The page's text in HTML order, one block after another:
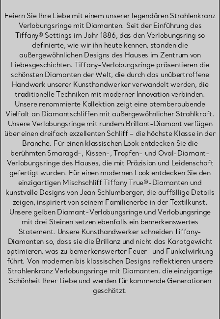
Feiern Sie Ihre Liebe mit einem unserer legendären Strahlenkranz
Verlobungsringe mit Diamanten. Seit der Einführung des
Tiffany® Settings im Jahr 1886, das den Verlobungsring so
definierte, wie wir ihn heute kennen, standen die
außergewöhnlichen Designs des Hauses im Zentrum von
Liebesgeschichten. Tiffany-Verlobungsringe präsentieren die
schönsten Diamanten der Welt, die durch das unübertroffene
Handwerk unserer Kunsthandwerker verwandelt werden, die
traditionelle Techniken mit moderner Innovation verbinden.
Unsere renommierte Kollektion zeigt eine atemberaubende
Vielfalt an Diamantschliffen mit außergewöhnlicher Strahlkraft.
Unsere Verlobungsringe mit rundem Brillant-Diamant verfügen
über einen dreifach exzellenten Schliff – die höchste Klasse in der
Branche. Für einen klassischen Look entdecken Sie die
berühmten Smaragd-, Kissen-, Tropfen- und Oval-Diamant-
Verlobungsringe des Hauses, die mit Präzision und Leidenschaft
gefertigt wurden. Für einen modernen Look entdecken Sie den
einzigartigen Mischschliff Tiffany True®-Diamanten und
kunstvolle Designs von Jean Schlumberger, die auffällige Details
zeigen, inspiriert von seinem Familienerbe in der Textilkunst.
Unsere gelben Diamant-Verlobungsringe und Verlobungsringe
mit drei Steinen setzen ebenfalls ein bemerkenswertes
Statement. Unsere Kunsthandwerker schneiden Tiffany-
Diamanten so, dass sie die Brillanz und nicht das Karatgewicht
optimieren, was zu bemerkenswerter Feuer- und Funkelwirkung
führt. Von modernen bis klassischen Designs reflektieren unsere
Strahlenkranz Verlobungsringe mit Diamanten. die einzigartige
Schönheit Ihrer Liebe und werden für kommende Generationen
geschätzt.